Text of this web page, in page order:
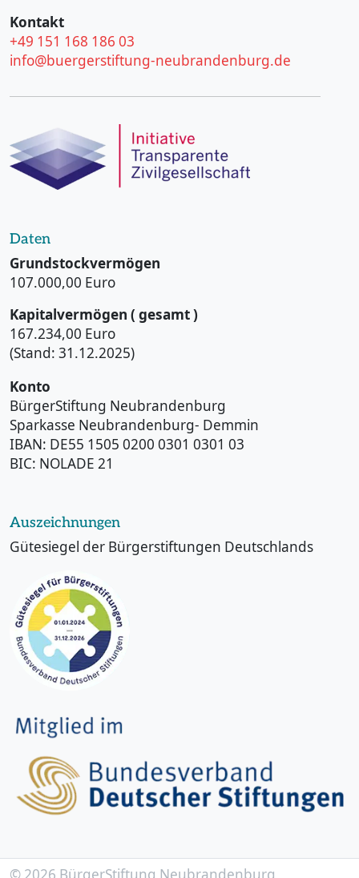
Kontakt
+49 151 168 186 03
info@buergerstiftung-neubrandenburg.de
Daten
Grundstockvermögen
107.000,00 Euro
Kapitalvermögen ( gesamt )
167.234,00 Euro
(Stand: 31.12.2025)
Konto
BürgerStiftung Neubrandenburg
Sparkasse Neubrandenburg- Demmin
IBAN: DE55 1505 0200 0301 0301 03
BIC: NOLADE 21
Auszeichnungen
Gütesiegel der Bürgerstiftungen Deutschlands